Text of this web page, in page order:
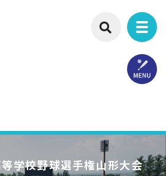
学校野球選手権山形大会